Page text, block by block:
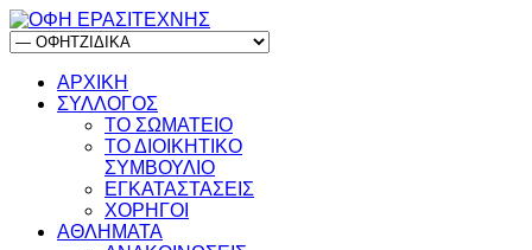
ΑΡΧΙΚΗ
ΣΥΛΛΟΓΟΣ
ΤΟ ΣΩΜΑΤΕΙΟ
ΤΟ ΔΙΟΙΚΗΤΙΚΟ
ΣΥΜΒΟΥΛΙΟ
ΕΓΚΑΤΑΣΤΑΣΕΙΣ
ΧΟΡΗΓΟΙ
ΑΘΛΗΜΑΤΑ